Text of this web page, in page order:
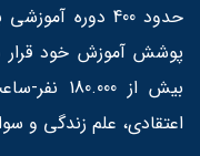
پوشش آموزش خود قرار
بیش از
اعتقادی، علم زندگی و